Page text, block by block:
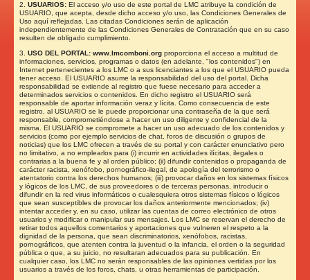
2.USUARIOS: El acceso y/o uso de este portal de LMC atribuye la condición de
USUARIO, que acepta, desde dicho acceso y/o uso, las Condiciones Generales de
Uso aquí reflejadas. Las citadas Condiciones serán de aplicación
independientemente de las Condiciones Generales de Contratación que en su caso
resulten de obligado cumplimiento.
3.USO DEL PORTAL: www.lmcomboni.orgproporciona el acceso a multitud de
informaciones, servicios, programas o datos (en adelante, "los contenidos") en
Internet pertenecientes a los LMC o a sus licenciantes a los que el USUARIO pueda
tener acceso. El USUARIO asume la responsabilidad del uso del portal. Dicha
responsabilidad se extiende al registro que fuese necesario para acceder a
determinados servicios o contenidos. En dicho registro el USUARIO será
responsable de aportar información veraz y lícita. Como consecuencia de este
registro, al USUARIO se le puede proporcionar una contraseña de la que será
responsable, comprometiéndose a hacer un uso diligente y confidencial de la
misma. El USUARIO se compromete a hacer un uso adecuado de los contenidos y
servicios (como por ejemplo servicios de chat, foros de discusión o grupos de
noticias) que los LMC ofrecen a través de su portal y con carácter enunciativo pero
no limitativo, a no emplearlos para (i) incurrir en actividades ilícitas, ilegales o
contrarias a la buena fe y al orden público; (ii) difundir contenidos o propaganda de
carácter racista, xenófobo, pornográfico-ilegal, de apología del terrorismo o
atentatorio contra los derechos humanos; (iii) provocar daños en los sistemas físicos
y lógicos de los LMC, de sus proveedores o de terceras personas, introducir o
difundir en la red virus informáticos o cualesquiera otros sistemas físicos o lógicos
que sean susceptibles de provocar los daños anteriormente mencionados; (iv)
intentar acceder y, en su caso, utilizar las cuentas de correo electrónico de otros
usuarios y modificar o manipular sus mensajes. Los LMC se reservan el derecho de
retirar todos aquellos comentarios y aportaciones que vulneren el respeto a la
dignidad de la persona, que sean discriminatorios, xenófobos, racistas,
pornográficos, que atenten contra la juventud o la infancia, el orden o la seguridad
pública o que, a su juicio, no resultaran adecuados para su publicación. En
cualquier caso, los LMC no serán responsables de las opiniones vertidas por los
usuarios a través de los foros, chats, u otras herramientas de participación.